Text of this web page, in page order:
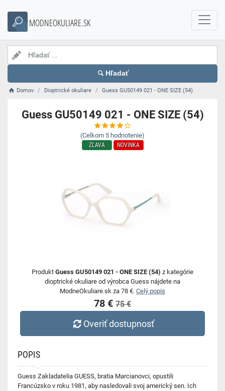
MODNEOKULIARE.SK
Hľadať
Domov Dioptrické okuliare Guess GU50149 021 - ONE SIZE (54)
Guess GU50149 021 - ONE SIZE (54)
(Celkom 5 hodnotenie)
ZĽAVA NOVINKA
Produkt Guess GU50149 021 - ONE SIZE (54) z kategórie
dioptrické okuliare od výrobca Guess nájdete na
ModneOkuliare.sk za 78 €. Celý popis
78 € 75 €
Overiť dostupnosť
POPIS
Guess Zakladatelia GUESS, bratia Marcianovci, opustili
Francúzsko v roku 1981, aby nasledovali svoj americký sen. Ich